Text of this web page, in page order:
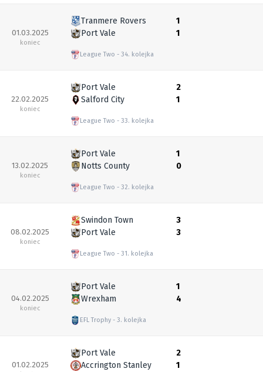
01.03.2025
koniec
Tranmere Rovers
Port Vale
League Two 34. kolejka
1
1
22.02.2025
koniec
Port Vale
Salford City
League Two 33. kolejka
2
1
13.02.2025
koniec
Port Vale
Notts County
League Two 32. kolejka
1
0
08.02.2025
koniec
Swindon Town
Port Vale
League Two 31. kolejka
3
3
04.02.2025
koniec
Port Vale
Wrexham
EFL Trophy 3. kolejka
1
4
01.02.2025
Port Vale
Accrington Stanley
2
1